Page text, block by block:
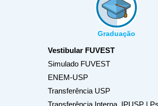
Graduação
Vestibular FUVEST
Simulado FUVEST
ENEM-USP
Transferência USP